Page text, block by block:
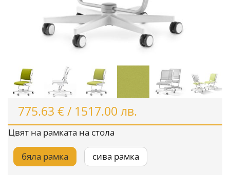
775.63 €/ 1517.00 лв.
Цвят на рамката на стола
бяла рамка сива рамка